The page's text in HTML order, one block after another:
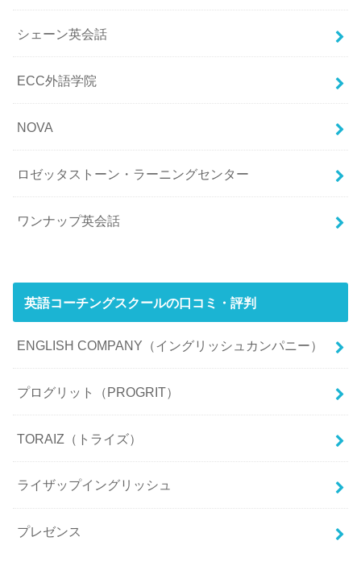
シェーン英会話
ECC外語学院
NOVA
ロゼッタストーン・ラーニングセンター
ワンナップ英会話
英語コーチングスクールの口コミ・評判
ENGLISH COMPANY（イングリッシュカンパニー）
プログリット（PROGRIT）
TORAIZ（トライズ）
ライザップイングリッシュ
プレゼンス